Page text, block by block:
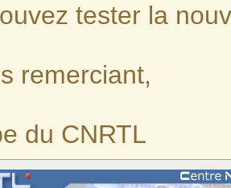
tester la
remerciant,
du CNRTL